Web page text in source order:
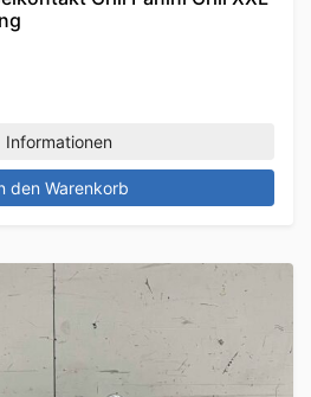
Informationen
den Warenkorb